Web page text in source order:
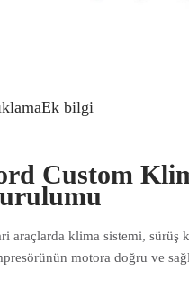
Ek bilgi
Custom
araçlarda klima sistemi, sürüş
motora doğru ve